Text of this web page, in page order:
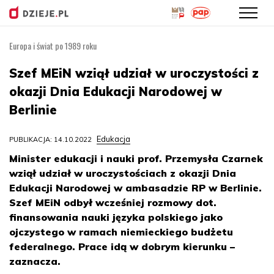
treści
Europa i świat po 1989 roku
Szef MEiN wziął udział w uroczystości z
okazji Dnia Edukacji Narodowej w
Berlinie
PUBLIKACJA: 14.10.2022 Edukacja
Minister edukacji i nauki prof. Przemysła Czarnek
wziął udział w uroczystościach z okazji Dnia
Edukacji Narodowej w ambasadzie RP w Berlinie.
Szef MEiN odbył wcześniej rozmowy dot.
finansowania nauki języka polskiego jako
ojczystego w ramach niemieckiego budżetu
federalnego. Prace idą w dobrym kierunku –
zaznacza.